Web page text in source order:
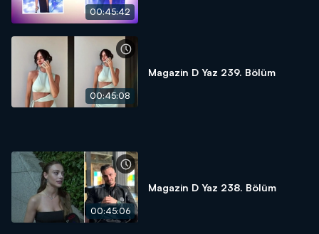
00:45:42
00:45:08
Magazin D Yaz 239. Bölüm
00:45:06
Magazin D Yaz 238. Bölüm